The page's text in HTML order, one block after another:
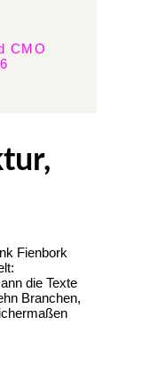
CMO
Fienbork
die Texte
Branchen,